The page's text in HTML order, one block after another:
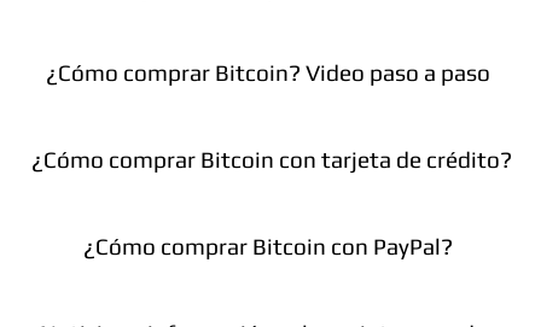
¿Cómo comprar Bitcoin? Video paso a paso
¿Cómo comprar Bitcoin con tarjeta de crédito?
¿Cómo comprar Bitcoin con PayPal?